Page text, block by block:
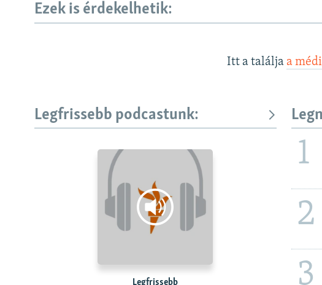
Ezek is érdekelhetik:
Itt a találja a
Legfrissebb podcastunk:
Legfrissebb
1
2
3